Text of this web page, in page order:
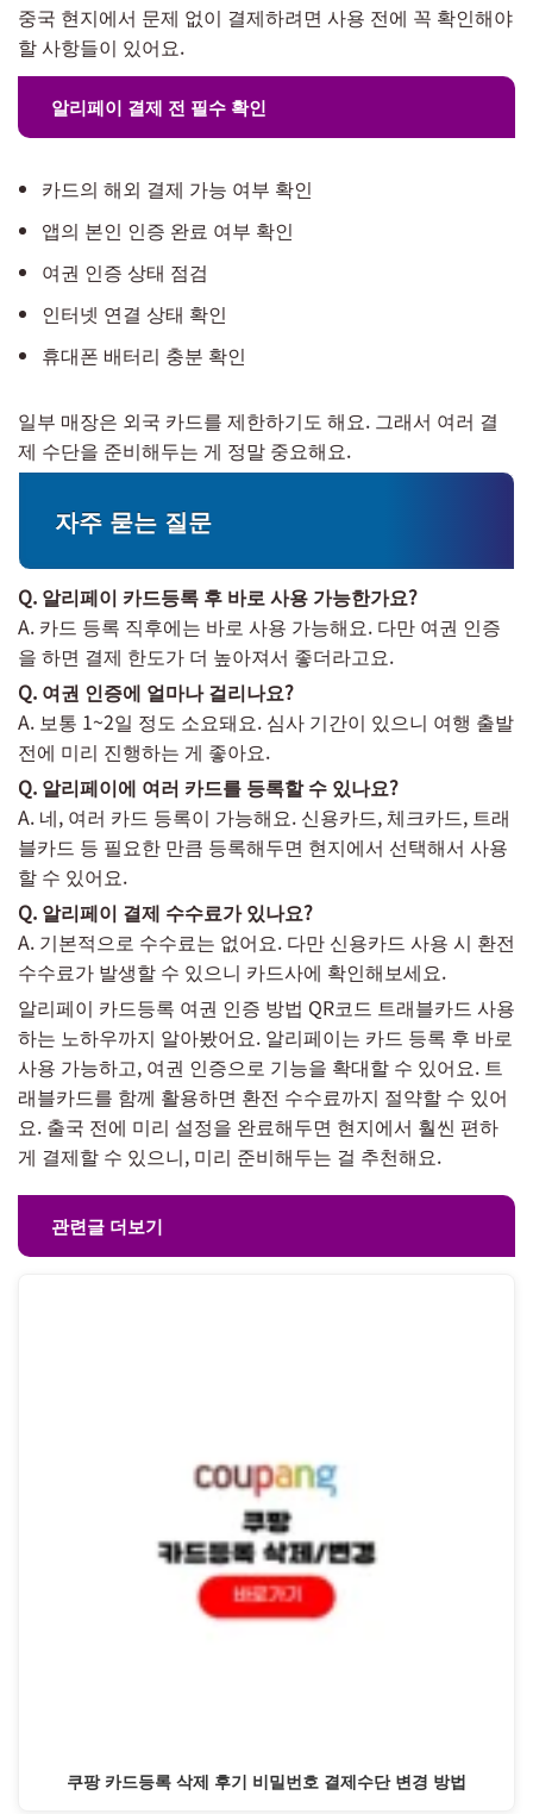
중국 현지에서 문제 없이 결제하려면 사용 전에 꼭 확인해야
할 사항들이 있어요.
알리페이 결제 전 필수 확인
카드의 해외 결제 가능 여부 확인
앱의 본인 인증 완료 여부 확인
여권 인증 상태 점검
인터넷 연결 상태 확인
휴대폰 배터리 충분 확인
일부 매장은 외국 카드를 제한하기도 해요. 그래서 여러 결
제 수단을 준비해두는 게 정말 중요해요.
자주 묻는 질문
Q. 알리페이 카드등록 후 바로 사용 가능한가요?
A. 카드 등록 직후에는 바로 사용 가능해요. 다만 여권 인증
을 하면 결제 한도가 더 높아져서 좋더라고요.
Q. 여권 인증에 얼마나 걸리나요?
A. 보통 1~2일 정도 소요돼요. 심사 기간이 있으니 여행 출발
전에 미리 진행하는 게 좋아요.
Q. 알리페이에 여러 카드를 등록할 수 있나요?
A. 네, 여러 카드 등록이 가능해요. 신용카드, 체크카드, 트래
블카드 등 필요한 만큼 등록해두면 현지에서 선택해서 사용
할 수 있어요.
Q. 알리페이 결제 수수료가 있나요?
A. 기본적으로 수수료는 없어요. 다만 신용카드 사용 시 환전
수수료가 발생할 수 있으니 카드사에 확인해보세요.
알리페이 카드등록 여권 인증 방법 QR코드 트래블카드 사용
하는 노하우까지 알아봤어요. 알리페이는 카드 등록 후 바로
사용 가능하고, 여권 인증으로 기능을 확대할 수 있어요. 트
래블카드를 함께 활용하면 환전 수수료까지 절약할 수 있어
요. 출국 전에 미리 설정을 완료해두면 현지에서 훨씬 편하
게 결제할 수 있으니, 미리 준비해두는 걸 추천해요.
관련글 더보기
쿠팡 카드등록 삭제 후기 비밀번호 결제수단 변경 방법